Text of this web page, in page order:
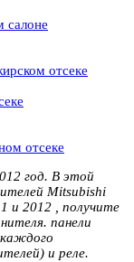
салоне
отсеке
отсеке
год. В этой
Mitsubishi
и 2012 , получите
панели
и реле.